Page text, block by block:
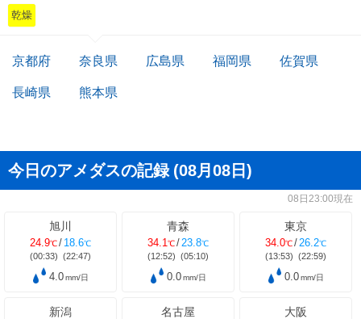
乾燥
京都府 奈良県 広島県 福岡県 佐賀県
長崎県 熊本県
今日のアメダスの記録 (08月08日)
08日23:00現在
旭川
24.9℃/ 18.6℃
(00:33) (22:47)
4.0 mm/日
青森
34.1℃ /23.8℃
(12:52) (05:10)
0.0 mm/日
東京
34.0℃ /26.2℃
(13:53) (22:59)
0.0mm/日
新潟 名古屋 大阪